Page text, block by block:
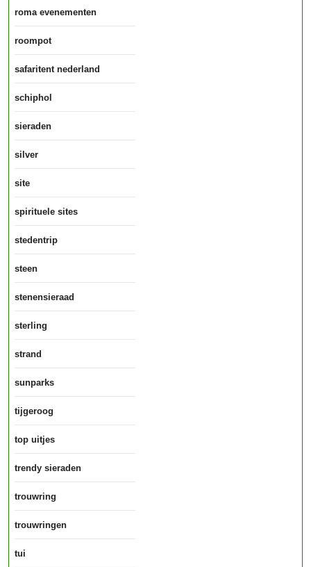
roma evenementen
roompot
safaritent nederland
schiphol
sieraden
silver
site
spirituele sites
stedentrip
steen
stenensieraad
sterling
strand
sunparks
tijgeroog
top uitjes
trendy sieraden
trouwring
trouwringen
tui